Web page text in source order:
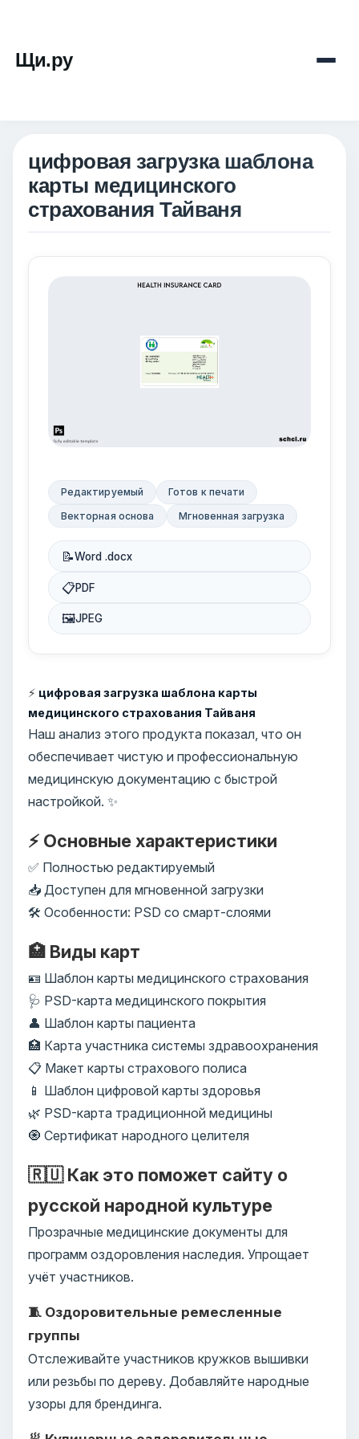
Щи.ру
цифровая загрузка шаблона
карты медицинского
страхования Тайваня
Редактируемый
Готов к печати
Векторная основа
Мгновенная загрузка
📝Word .docx
📋PDF
🖼JPEG
⚡ цифровая загрузка шаблона карты
медицинского страхования Тайваня
Наш анализ этого продукта показал, что он
обеспечивает чистую и профессиональную
медицинскую документацию с быстрой
настройкой. ✨
⚡ Основные характеристики
✅ Полностью редактируемый
📥 Доступен для мгновенной загрузки
🛠️ Особенности: PSD со смарт-слоями
🏥 Виды карт
🪪 Шаблон карты медицинского страхования
🩺 PSD-карта медицинского покрытия
👤 Шаблон карты пациента
🏥 Карта участника системы здравоохранения
📋 Макет карты страхового полиса
📱 Шаблон цифровой карты здоровья
🌿 PSD-карта традиционной медицины
🧿 Сертификат народного целителя
🇷🇺 Как это поможет сайту о
русской народной культуре
Прозрачные медицинские документы для
программ оздоровления наследия. Упрощает
учёт участников.
🧵 Оздоровительные ремесленные
группы
Отслеживайте участников кружков вышивки
или резьбы по дереву. Добавляйте народные
узоры для брендинга.